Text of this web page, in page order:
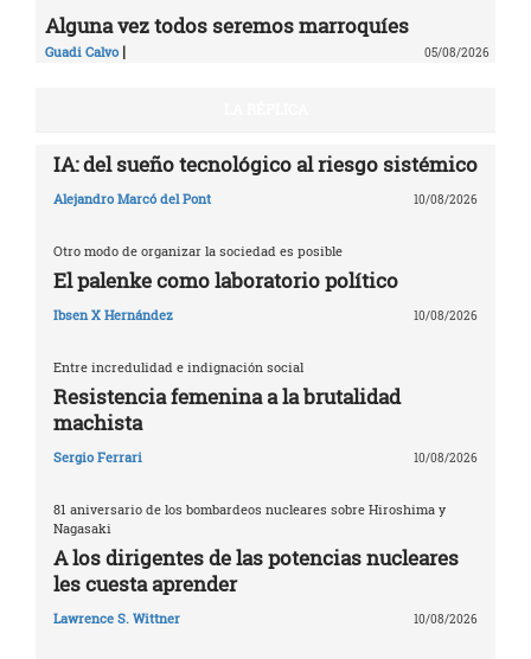
Alguna vez todos seremos marroquíes
Guadi Calvo | 05/08/2026
IA: del sueño tecnológico al riesgo sistémico
Alejandro Marcó del Pont 10/08/2026
Otro modo de organizar la sociedad es posible
El palenke como laboratorio político
Ibsen X Hernández 10/08/2026
Entre incredulidad e indignación social
Resistencia femenina a la brutalidad
machista
Sergio Ferrari 10/08/2026
81 aniversario de los bombardeos nucleares sobre Hiroshima y
Nagasaki
A los dirigentes de las potencias nucleares
les cuesta aprender
Lawrence S. Wittner 10/08/2026